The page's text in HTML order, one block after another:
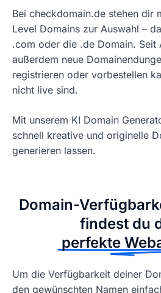
Bei checkdomain.de stehen dir
Level Domains zur Auswahl –
.com oder die .de Domain. Seit
außerdem neue
registrieren oder vorbestellen
nicht live sind.
Mit unserem KI Domain
schnell kreative und originelle
generieren lassen.
Domain-
findest du
perfekte
Um die Verfügbarkeit deiner
den gewünschten Namen